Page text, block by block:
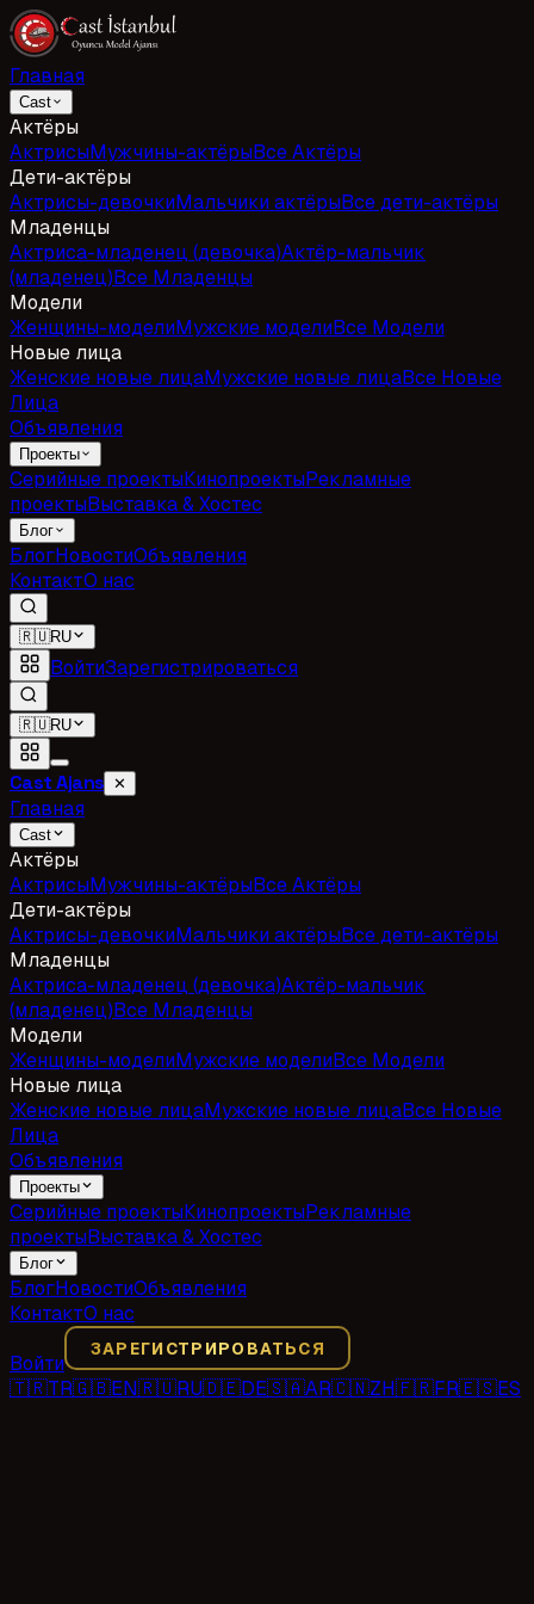
Главная
Cast
Актёры
АктрисыМужчины-актёрыВсе Актёры
Дети-актёры
Актрисы-девочкиМальчики актёрыВсе дети-актёры
Младенцы
Актриса-младенец (девочка)Актёр-мальчик
(младенец)Все Младенцы
Модели
Женщины-моделиМужские моделиВсе Модели
Новые лица
Женские новые лицаМужские новые лицаВсе Новые
Лица
Объявления
Проекты
Серийные проектыКинопроектыРекламные
проектыВыставка & Хостес
Блог
БлогНовостиОбъявления
КонтактО нас
🇷🇺RU
ВойтиЗарегистрироваться
🇷🇺RU
Cast Ajans ✕
Главная
Cast
Актёры
АктрисыМужчины-актёрыВсе Актёры
Дети-актёры
Актрисы-девочкиМальчики актёрыВсе дети-актёры
Младенцы
Актриса-младенец (девочка)Актёр-мальчик
(младенец)Все Младенцы
Модели
Женщины-моделиМужские моделиВсе Модели
Новые лица
Женские новые лицаМужские новые лицаВсе Новые
Лица
Объявления
Проекты
Серийные проектыКинопроектыРекламные
проектыВыставка & Хостес
Блог
БлогНовостиОбъявления
КонтактО нас
Войти
ЗАРЕГИСТРИРОВАТЬСЯ
🇹🇷TR🇬🇧EN🇷🇺RU🇩🇪DE🇸🇦AR🇨🇳ZH🇫🇷FR🇪🇸ES